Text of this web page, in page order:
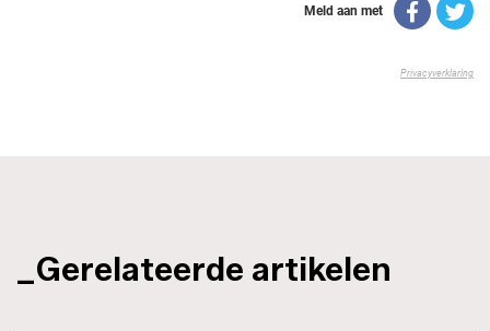
_Gerelateerde artikelen